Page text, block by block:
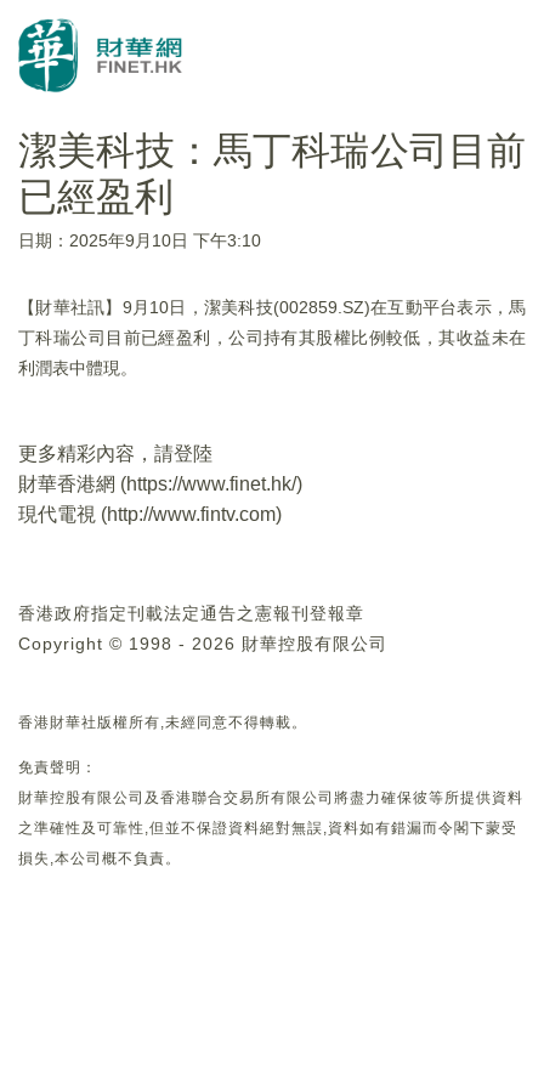
潔美科技：馬丁科瑞公司目前
已經盈利
日期：2025年9月10日 下午3:10
【財華社訊】9月10日，潔美科技(002859.SZ)在互動平台表示，馬
丁科瑞公司目前已經盈利，公司持有其股權比例較低，其收益未在
利潤表中體現。
更多精彩內容，請登陸
財華香港網 (https://www.finet.hk/)
現代電視 (http://www.fintv.com)
香港政府指定刊載法定通告之憲報刊登報章
Copyright © 1998 - 2026 財華控股有限公司
香港財華社版權所有,未經同意不得轉載。
免責聲明：
財華控股有限公司及香港聯合交易所有限公司將盡力確保彼等所提供資料
之準確性及可靠性,但並不保證資料絕對無誤,資料如有錯漏而令閣下蒙受
損失,本公司概不負責。